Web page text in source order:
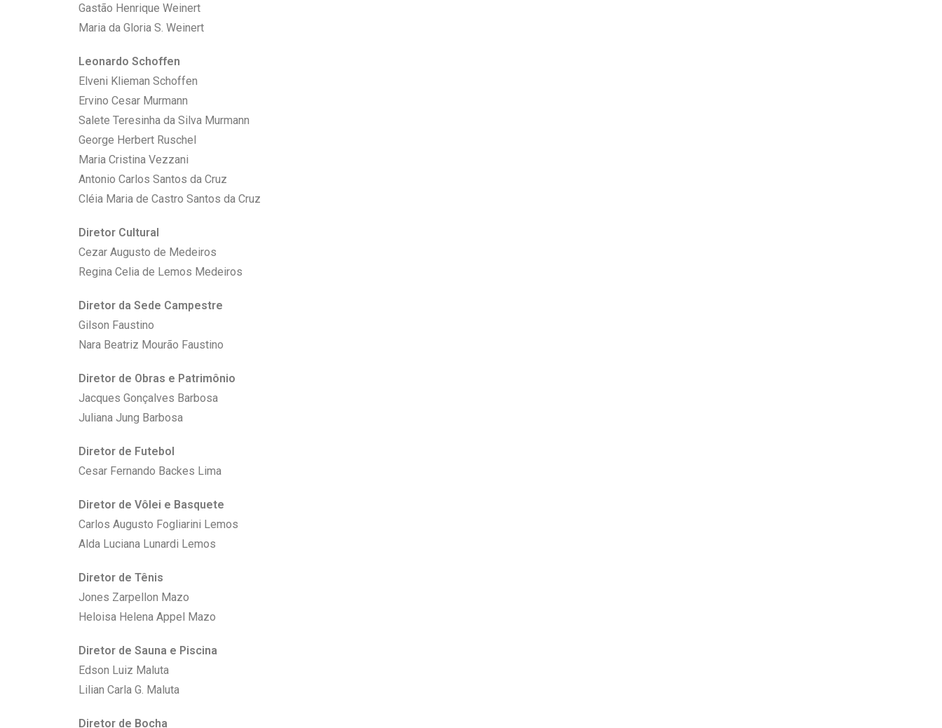
Gastão Henrique Weinert
Maria da Gloria S. Weinert
Leonardo Schoffen
Elveni Klieman Schoffen
Ervino Cesar Murmann
Salete Teresinha da Silva Murmann
George Herbert Ruschel
Maria Cristina Vezzani
Antonio Carlos Santos da Cruz
Cléia Maria de Castro Santos da Cruz
Diretor Cultural
Cezar Augusto de Medeiros
Regina Celia de Lemos Medeiros
Diretor da Sede Campestre
Gilson Faustino
Nara Beatriz Mourão Faustino
Diretor de Obras e Patrimônio
Jacques Gonçalves Barbosa
Juliana Jung Barbosa
Diretor de Futebol
Cesar Fernando Backes Lima
Diretor de Vôlei e Basquete
Carlos Augusto Fogliarini Lemos
Alda Luciana Lunardi Lemos
Diretor de Tênis
Jones Zarpellon Mazo
Heloisa Helena Appel Mazo
Diretor de Sauna e Piscina
Edson Luiz Maluta
Lilian Carla G. Maluta
Diretor de Bocha